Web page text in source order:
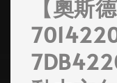
【奧斯